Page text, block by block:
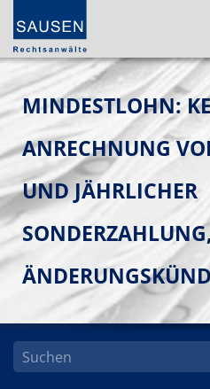
MINDESTLOHN:
ANRECHNUNG
UND JÄHRLICHER